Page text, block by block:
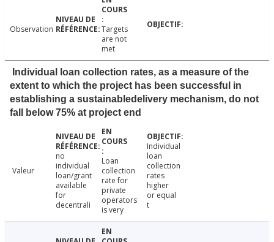
Observation
Targets
are not
met
Individual loan collection rates, as a measure of the
extent to which the project has been successful in
establishing a sustainabledelivery mechanism, do not
fall below 75% at project end
Valeur
no
individual
loan/grant
available
for
decentrali
Loan
collection
rate for
private
operators
is very
Individual
loan
collection
rates
higher
or equal
t